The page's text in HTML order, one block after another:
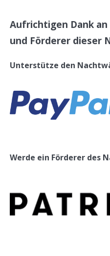
Aufrichtigen Dank
und Förderer dieser
Unterstütze den
Werde ein Förderer des